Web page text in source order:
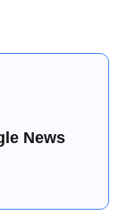
News